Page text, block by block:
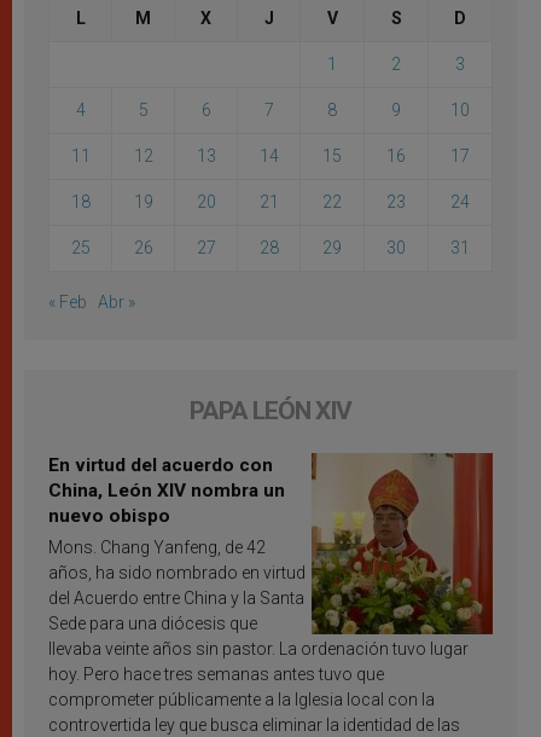
L M X J V S D
1 2 3
4 5 6 7 8 9 10
11 12 13 14 15 16 17
18 19 20 21 22 23 24
25 26 27 28 29 30 31
« Feb Abr »
PAPA LEÓN XIV
En virtud del acuerdo con
China, León XIV nombra un
nuevo obispo
Mons. Chang Yanfeng, de 42
años, ha sido nombrado en virtud
del Acuerdo entre China y la Santa
Sede para una diócesis que
llevaba veinte años sin pastor. La ordenación tuvo lugar
hoy. Pero hace tres semanas antes tuvo que
comprometer públicamente a la Iglesia local con la
controvertida ley que busca eliminar la identidad de las